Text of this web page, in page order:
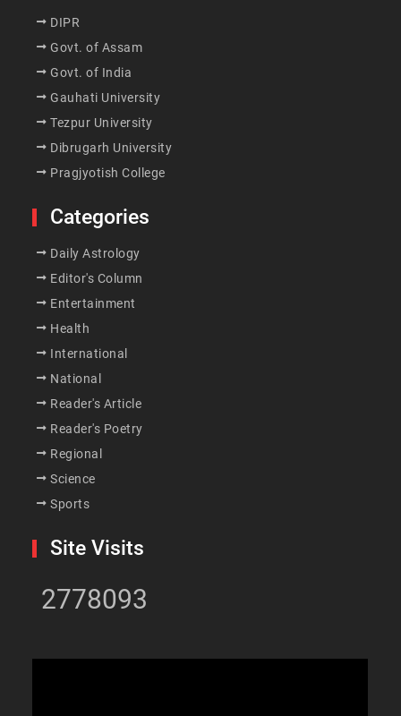
DIPR
Govt. of Assam
Govt. of India
Gauhati University
Tezpur University
Dibrugarh University
Pragjyotish College
Categories
Daily Astrology
Editor's Column
Entertainment
Health
International
National
Reader's Article
Reader's Poetry
Regional
Science
Sports
Site Visits
2778093